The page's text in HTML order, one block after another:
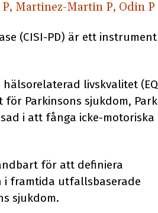
Martinez-Martin P, Odin P
(CISI-PD) är ett
livskvalitet
Parkinsons sjukdom,
i att fånga icke-motoriska
för att definiera
i framtida utfallsbaserade
sjukdom.